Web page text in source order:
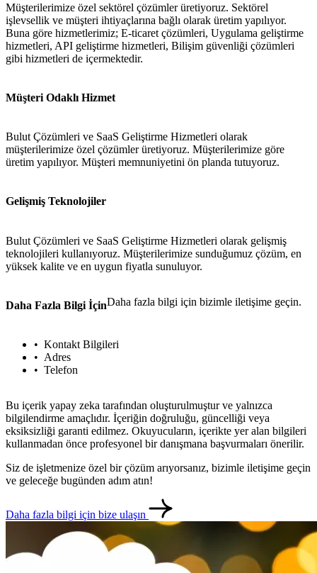
Müşterilerimize özel sektörel çözümler üretiyoruz. Sektörel
işlevsellik ve müşteri ihtiyaçlarına bağlı olarak üretim yapılıyor.
Buna göre hizmetlerimiz; E-ticaret çözümleri, Uygulama geliştirme
hizmetleri, API geliştirme hizmetleri, Bilişim güvenliği çözümleri
gibi hizmetleri de içermektedir.
Müşteri Odaklı Hizmet
Bulut Çözümleri ve SaaS Geliştirme Hizmetleri olarak
müşterilerimize özel çözümler üretiyoruz. Müşterilerimize göre
üretim yapılıyor. Müşteri memnuniyetini ön planda tutuyoruz.
Gelişmiş Teknolojiler
Bulut Çözümleri ve SaaS Geliştirme Hizmetleri olarak gelişmiş
teknolojileri kullanıyoruz. Müşterilerimize sunduğumuz çözüm, en
yüksek kalite ve en uygun fiyatla sunuluyor.
Daha Fazla Bilgi İçinDaha fazla bilgi için bizimle iletişime geçin.
Kontakt Bilgileri
Adres
Telefon
Bu içerik yapay zeka tarafından oluşturulmuştur ve yalnızca
bilgilendirme amaçlıdır. İçeriğin doğruluğu, güncelliği veya
eksiksizliği garanti edilmez. Okuyucuların, içerikte yer alan bilgileri
kullanmadan önce profesyonel bir danışmana başvurmaları önerilir.
Siz de işletmenize özel bir çözüm arıyorsanız, bizimle iletişime geçin
ve geleceğe bugünden adım atın!
Daha fazla bilgi için bize ulaşın